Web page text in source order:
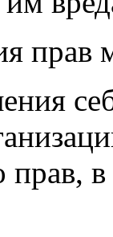
прав